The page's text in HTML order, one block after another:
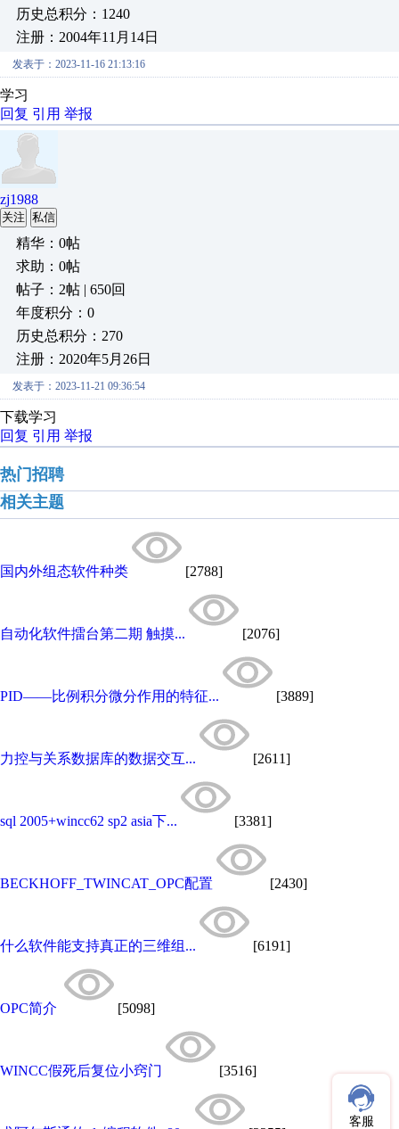
历史总积分：1240
注册：2004年11月14日
发表于：2023-11-16 21:13:16
学习
回复 引用 举报
zj1988
关注 私信
精华：0帖
求助：0帖
帖子：2帖 | 650回
年度积分：0
历史总积分：270
注册：2020年5月26日
发表于：2023-11-21 09:36:54
下载学习
回复 引用 举报
热门招聘
相关主题
国内外组态软件种类 [2788]
自动化软件擂台第二期 触摸... [2076]
PID——比例积分微分作用的特征... [3889]
力控与关系数据库的数据交互... [2611]
sql 2005+wincc62 sp2 asia下... [3381]
BECKHOFF_TWINCAT_OPC配置 [2430]
什么软件能支持真正的三维组... [6191]
OPC简介 [5098]
WINCC假死后复位小窍门 [3516]
客服